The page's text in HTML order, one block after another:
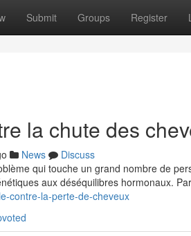
Submit Groups Register
la chute des
News
Discuss
qui touche un grand nombre de
aux déséquilibres hormonaux.
contre-la-perte-de-cheveux